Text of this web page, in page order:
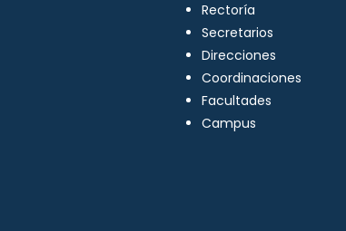
Rectoría
Secretarios
Direcciones
Coordinaciones
Facultades
Campus